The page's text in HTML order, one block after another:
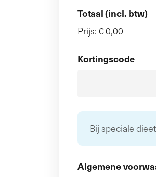
Totaal (incl. btw)
Prijs: € 0,00
Kortingscode
Bij speciale
Algemene